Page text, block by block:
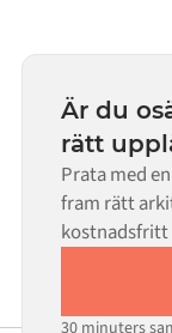
Är du
rätt
Prata med
fram rätt
kostnadsfritt